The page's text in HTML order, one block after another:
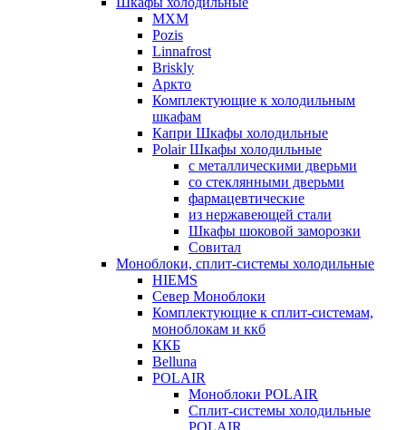
МХМ
Pozis
Linnafrost
Briskly
Аркто
Комплектующие к холодильным
шкафам
Капри Шкафы холодильные
Polair Шкафы холодильные
с металлическими дверьми
со стеклянными дверьми
фармацевтические
из нержавеющей стали
Шкафы шоковой заморозки
Совитал
Моноблоки, сплит-системы холодильные
HIEMS
Север Моноблоки
Комплектующие к сплит-системам,
моноблокам и ккб
ККБ
Belluna
POLAIR
Моноблоки POLAIR
Сплит-системы холодильные